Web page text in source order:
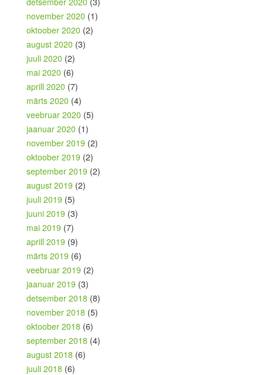
november 2020 (1)
oktoober 2020 (2)
august 2020 (3)
juuli 2020 (2)
mai 2020 (6)
aprill 2020 (7)
märts 2020 (4)
veebruar 2020 (5)
jaanuar 2020 (1)
november 2019 (2)
oktoober 2019 (2)
september 2019 (2)
august 2019 (2)
juuli 2019 (5)
juuni 2019 (3)
mai 2019 (7)
aprill 2019 (9)
märts 2019 (6)
veebruar 2019 (2)
jaanuar 2019 (3)
detsember 2018 (8)
november 2018 (5)
oktoober 2018 (6)
september 2018 (4)
august 2018 (6)
juuli 2018 (6)